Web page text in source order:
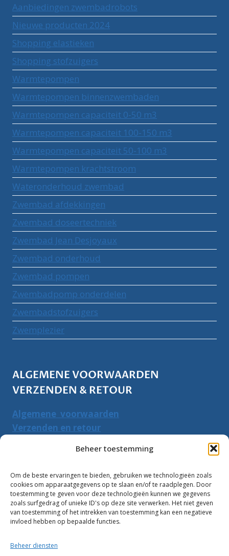
Beheer toestemming
Om de beste ervaringen te bieden, gebruiken we technologieën zoals
cookies om apparaatgegevens op te slaan en/of te raadplegen. Door
toestemming te geven voor deze technologieën kunnen we gegevens
zoals surfgedrag of unieke ID's op deze site verwerken. Het niet geven
van toestemming of het intrekken van toestemming kan een negatieve
invloed hebben op bepaalde functies.
Beheer diensten
Aanbiedingen zwembadrobots
Nieuwe producten 2024
Shopping elastieken
Shopping stofzuigers
Warmtepompen
Warmtepompen binnenzwembaden
Warmtepompen capaciteit 0-50 m3
Warmtepompen capaciteit 100-150 m3
Warmtepompen capaciteit 50-100 m3
Warmtepompen krachtstroom
Wateronderhoud zwembad
Zwembad afdekkingen
Zwembad doseertechniek
Zwembad Jean Desjoyaux
Zwembad onderhoud
Zwembad pompen
Zwembadpomp onderdelen
Zwembadstofzuigers
Zwemplezier
ALGEMENE VOORWAARDEN
VERZENDEN & RETOUR
Algemene voorwaarden
Verzenden en retour
PRODUCTEN ZOEKEN
Zoeken
naar:
Zoeken
10